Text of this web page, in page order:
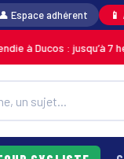
Espace adhérent 📱
: jusqu’à 7 hectares de